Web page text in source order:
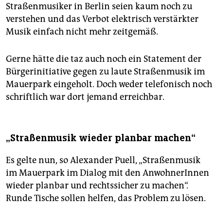
Straßenmusiker in Berlin seien kaum noch zu
verstehen und das Verbot elektrisch verstärkter
Musik einfach nicht mehr zeitgemäß.
Gerne hätte die taz auch noch ein Statement der
Bürgerinitiative gegen zu laute Straßenmusik im
Mauerpark eingeholt. Doch weder telefonisch noch
schriftlich war dort jemand erreichbar.
„Straßenmusik wieder planbar machen“
Es gelte nun, so Alexander Puell, „Straßenmusik
im Mauerpark im Dialog mit den AnwohnerInnen
wieder planbar und rechtssicher zu machen“.
Runde Tische sollen helfen, das Problem zu lösen.